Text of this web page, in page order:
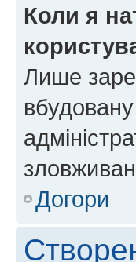
Коли я
Лише
Догори